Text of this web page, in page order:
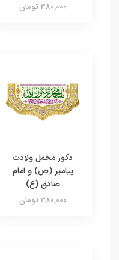
380,000 تومان
دکور مخمل ولادت
پیامبر (ص) و امام
صادق (ع)
380,000 تومان